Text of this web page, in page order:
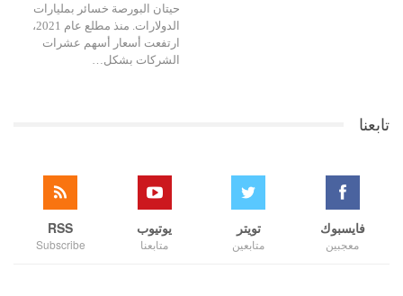
حيتان البورصة خسائر بمليارات
الدولارات. منذ مطلع عام 2021،
ارتفعت أسعار أسهم عشرات
الشركات بشكل…
تابعنا
فايسبوك
معجبين
تويتر
متابعين
يوتيوب
متابعنا
RSS
Subscribe